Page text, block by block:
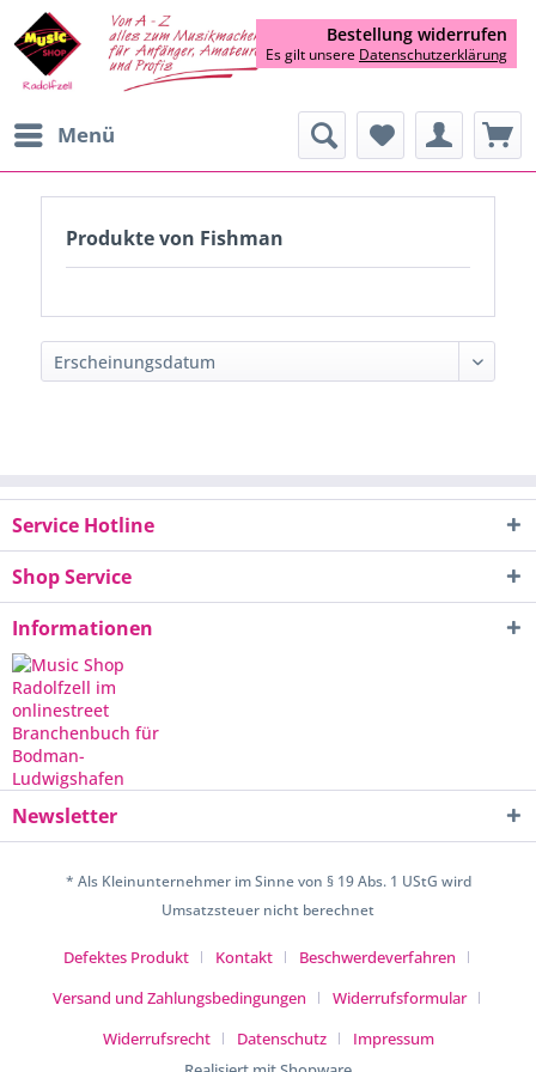
Menü
Produkte von Fishman
Service Hotline
Shop Service
Informationen
Newsletter
* Als Kleinunternehmer im Sinne von § 19 Abs. 1 UStG wird
Umsatzsteuer nicht berechnet
Defektes Produkt Kontakt
Beschwerdeverfahren
Versand und Zahlungsbedingungen
Widerrufsformular
Widerrufsrecht
Datenschutz
Impressum
Bestellung widerrufen
Es gilt unsere Datenschutzerklärung